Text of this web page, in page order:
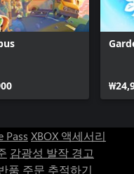
Pass XBOX 액세서리
감광성 발작 경고
품 주문 추적하기